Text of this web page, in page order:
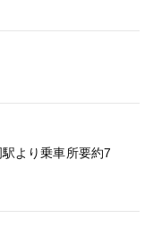
より乗車所要約7